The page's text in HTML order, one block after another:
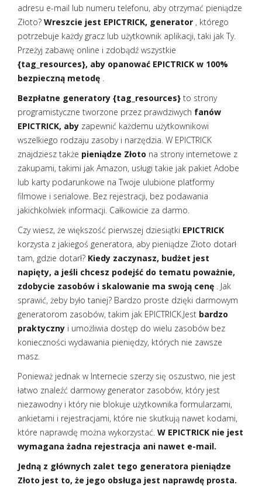
adresu e-mail lub numeru telefonu, aby otrzymać pieniądze
Złoto? Wreszcie jest EPICTRICK, generator , którego
potrzebuje każdy gracz lub użytkownik aplikacji, taki jak Ty.
Przeżyj zabawę online i zdobądź wszystkie
{tag_resources}, aby opanować EPICTRICK w 100%
bezpieczną metodę .
Bezpłatne generatory {tag_resources} to strony
programistyczne tworzone przez prawdziwych fanów
EPICTRICK, aby zapewnić każdemu użytkownikowi
wszelkiego rodzaju zasoby i narzędzia. W EPICTRICK
znajdziesz także pieniądze Złoto na strony internetowe z
zakupami, takimi jak Amazon, usługi takie jak pakiet Adobe
lub karty podarunkowe na Twoje ulubione platformy
filmowe i serialowe. Bez rejestracji, bez podawania
jakichkolwiek informacji. Całkowicie za darmo.
Czy wiesz, że większość pierwszej dziesiątki EPICTRICK
korzysta z jakiegoś generatora, aby pieniądze Złoto dotarł
tam, gdzie dotarł? Kiedy zaczynasz, budżet jest
napięty, a jeśli chcesz podejść do tematu poważnie,
zdobycie zasobów i skalowanie ma swoją cenę . Jak
sprawić, żeby było taniej? Bardzo proste dzięki darmowym
generatorom zasobów, takim jak EPICTRICK.Jest bardzo
praktyczny i umożliwia dostęp do wielu zasobów bez
konieczności wydawania pieniędzy, których nie zawsze
masz.
Ponieważ jednak w Internecie szerzy się oszustwo, nie jest
łatwo znaleźć darmowy generator zasobów, który jest
niezawodny i który nie blokuje użytkownika formularzami,
ankietami i rejestracjami, które nie skutkują nawet kodami,
które naprawdę można wykorzystać. W EPICTRICK nie jest
wymagana żadna rejestracja ani nawet e-mail.
Jedną z głównych zalet tego generatora pieniądze
Złoto jest to, że jego obsługa jest naprawdę prosta.